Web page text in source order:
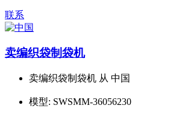
联系
卖编织袋制袋机
卖编织袋制袋机 从 中国
模型: SWSMM-36056230